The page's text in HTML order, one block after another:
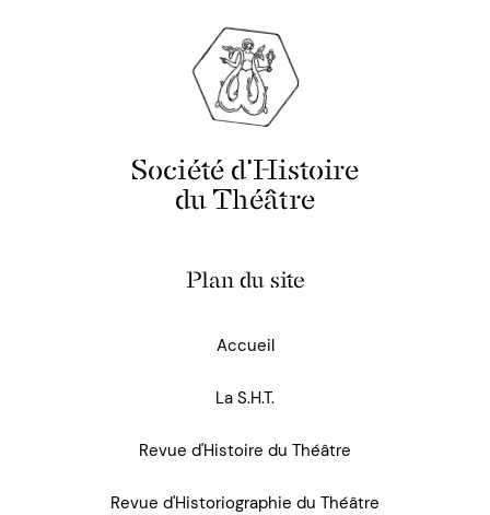
Société d'Histoire
du Théâtre
Plan du site
Accueil
La S.H.T.
Revue d'Histoire du Théâtre
Revue d'Historiographie du Théâtre